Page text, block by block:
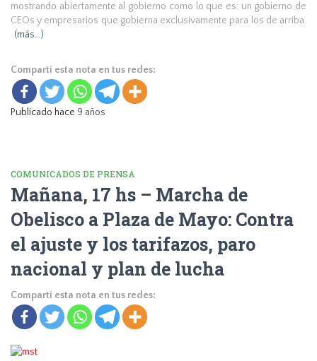
mostrando abiertamente al gobierno como lo que es: un gobierno de
CEOs y empresarios que gobierna exclusivamente para los de arriba.
(más…)
Compartí esta nota en tus redes:
Publicado hace 9 años
COMUNICADOS DE PRENSA
Mañana, 17 hs – Marcha de
Obelisco a Plaza de Mayo: Contra
el ajuste y los tarifazos, paro
nacional y plan de lucha
Compartí esta nota en tus redes: